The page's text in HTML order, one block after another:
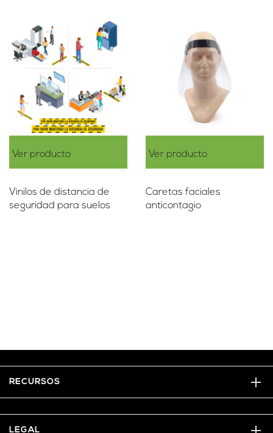
Ver producto
Vinilos de distancia de
seguridad para suelos
Ver producto
Caretas faciales
anticontagio
RECURSOS
LEGAL